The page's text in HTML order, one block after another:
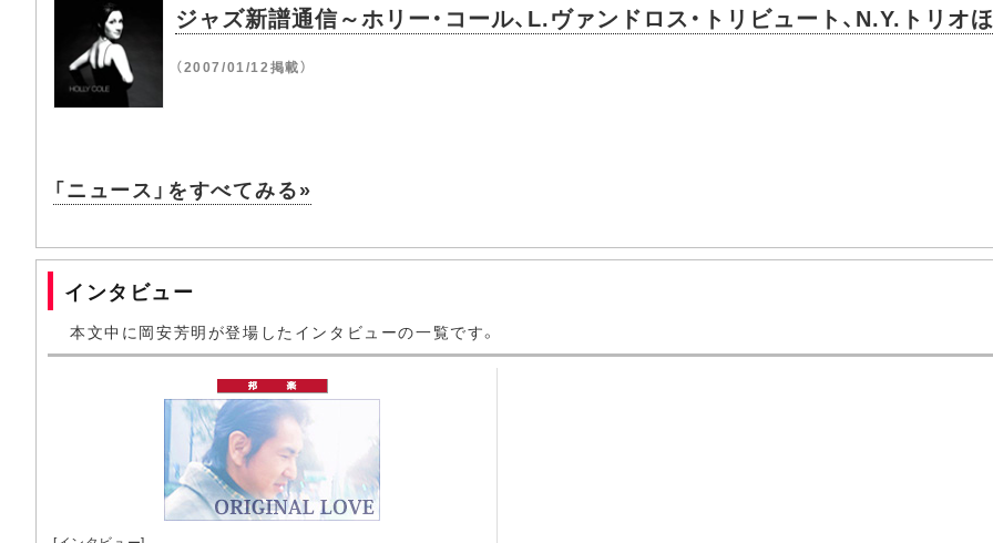
ジャズ新譜通信～ホリー・コール、L.ヴァンドロス・トリビュート、N.Y.トリオ
（2007/01/12掲載）
「ニュース」をすべてみる»
インタビュー
本文中に岡安芳明が登場したインタビューの一覧です。